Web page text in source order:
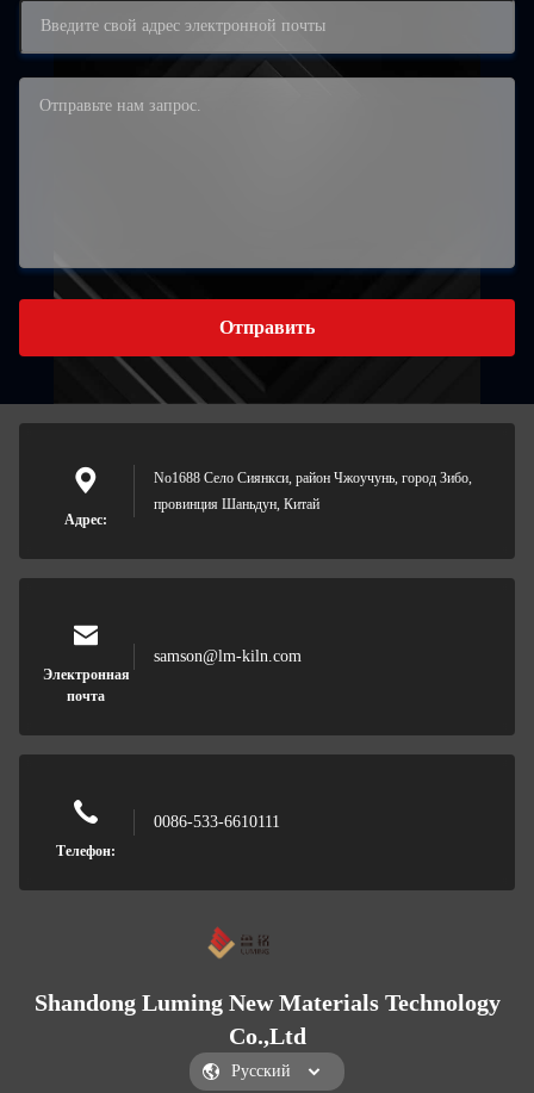
Отправить
Адрес:
No1688 Село Сиянкси, район Чжоучунь, город Зибо,
провинция Шаньдун, Китай
Электронная
почта
samson@lm-kiln.com
Телефон:
0086-533-6610111
Shandong Luming New Materials Technology
Co.,Ltd